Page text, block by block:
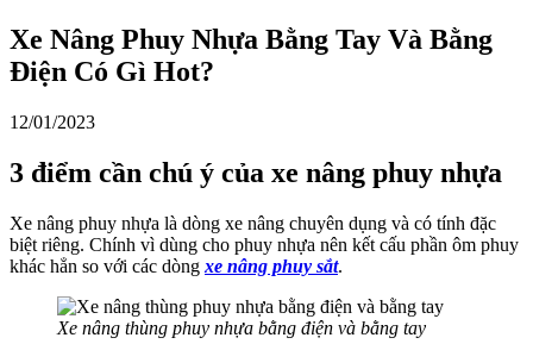
Xe Nâng Phuy Nhựa Bằng Tay Và Bằng
Điện Có Gì Hot?
12/01/2023
3 điểm cần chú ý của xe nâng phuy nhựa
Xe nâng phuy nhựa là dòng xe nâng chuyên dụng và có tính đặc
biệt riêng. Chính vì dùng cho phuy nhựa nên kết cấu phần ôm phuy
khác hẳn so với các dòng xe nâng phuy sắt.
Xe nâng thùng phuy nhựa bằng điện và bằng tay